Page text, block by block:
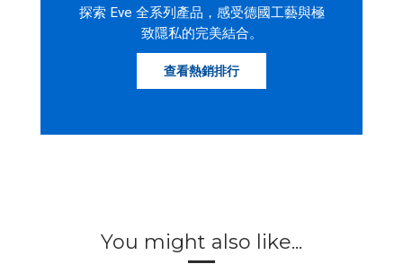
探索 Eve 全系列產品，感受德國工藝與極
致隱私的完美結合。
查看熱銷排行
You might also like...